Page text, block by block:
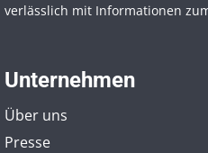
verlässlich mit Informationen
Unternehmen
Über uns
Presse